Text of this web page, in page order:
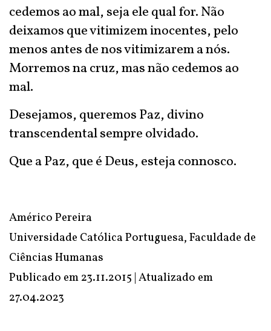
cedemos ao mal, seja ele qual for. Não
deixamos que vitimizem inocentes, pelo
menos antes de nos vitimizarem a nós.
Morremos na cruz, mas não cedemos ao
mal.
Desejamos, queremos Paz, divino
transcendental sempre olvidado.
Que a Paz, que é Deus, esteja connosco.
Américo Pereira
Universidade Católica Portuguesa, Faculdade de
Ciências Humanas
Publicado em 23.11.2015 | Atualizado em
27.04.2023